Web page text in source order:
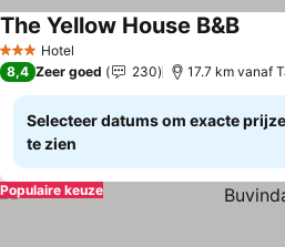
3 SterrenHotel
The Yellow House B&B
8,4 Zeer goed 230 17.7 km vanaf
Selecteer datums om exacte
te zien
Populaire keuze